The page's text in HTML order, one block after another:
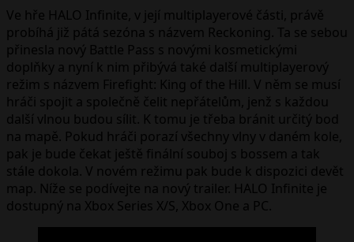
Ve hře HALO Infinite, v její multiplayerové části, právě
probíhá již pátá sezóna s názvem Reckoning. Ta se sebou
přinesla nový Battle Pass s novými kosmetickými
doplňky a nyní k nim přibývá také další multiplayerový
režim s názvem Firefight: King of the Hill. V něm se musí
hráči spojit a společně čelit nepřátelům, jenž s každou
další vlnou budou sílit. K tomu je třeba bránit určitý bod
na mapě. Pokud hráči porazí všechny vlny v daném kole,
pak je bude čekat ještě finální souboj s bossem a tak
stále dokola. V novém režimu pak bude k dispozici devět
map. Níže se podívejte na nový trailer. HALO Infinite je
dostupný na Xbox Series X/S, Xbox One a PC.